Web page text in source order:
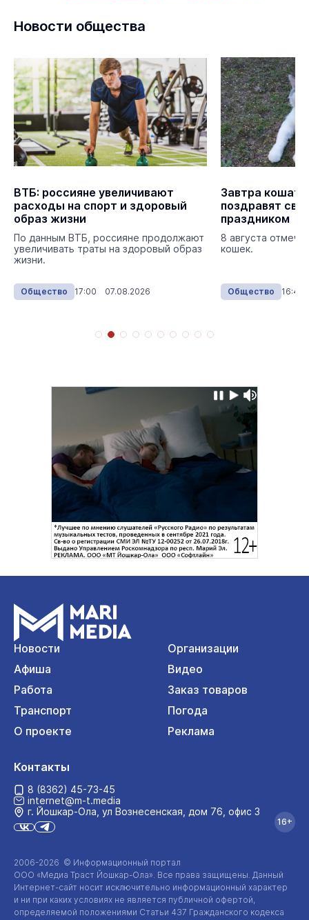
Новости общества
ВТБ: россияне увеличивают
расходы на спорт и здоровый
образ жизни
По данным ВТБ, россияне продолжают
увеличивать траты на здоровый образ
жизни.
Общество 17:00 07.08.2026
Завтра
поздравят
праздником
8 августа
кошек.
Общество 16:45
Новости
Организации
Афиша
Видео
Работа
Заказ товаров
Транспорт
Погода
О проекте
Реклама
2006-2026 © Информационный портал
ООО «Медиа Траст Йошкар-Ола». Все права защищены. Данный
Интернет-сайт носит исключительно информационный характер
и ни при каких условиях не является публичной офертой,
определяемой положениями Статьи 437 Гражданского кодекса
Контакты
8 (8362) 45-73-45
internet@m-t.media
г. Йошкар‑Ола, ул Вознесенская, дом 76, офис 3
16+